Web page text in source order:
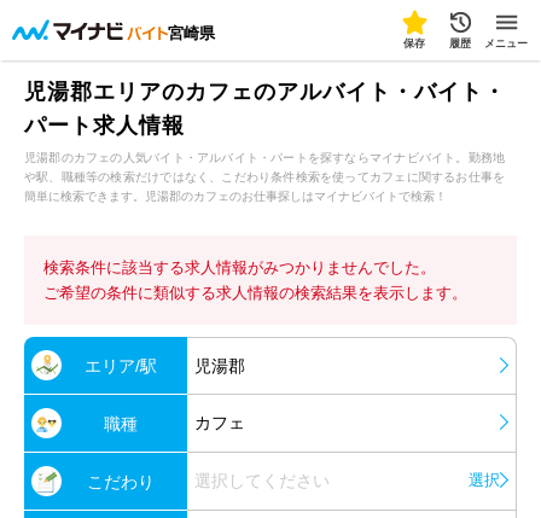
宮崎県
保存 履歴 メニュー
児湯郡エリアのカフェのアルバイト・バイト・
パート求人情報
児湯郡のカフェの人気バイト・アルバイト・パートを探すならマイナビバイト。勤務地
や駅、職種等の検索だけではなく、こだわり条件検索を使ってカフェに関するお仕事を
簡単に検索できます。児湯郡のカフェのお仕事探しはマイナビバイトで検索！
検索条件に該当する求人情報がみつかりませんでした。
ご希望の条件に類似する求人情報の検索結果を表示します。
エリア/駅 児湯郡
職種 カフェ
こだわり 選択してください 選択